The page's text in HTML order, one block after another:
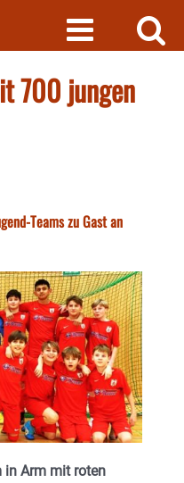
700 jungen
Teams zu Gast an
in Arm mit roten